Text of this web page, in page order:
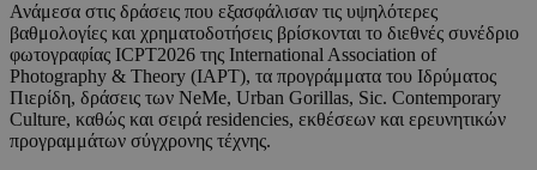
Ανάμεσα στις δράσεις που εξασφάλισαν τις υψηλότερες
βαθμολογίες και χρηματοδοτήσεις βρίσκονται το διεθνές συνέδριο
φωτογραφίας ICPT2026 της International Association of
Photography & Theory (IAPT), τα προγράμματα του Ιδρύματος
Πιερίδη, δράσεις των NeMe, Urban Gorillas, Sic. Contemporary
Culture, καθώς και σειρά residencies, εκθέσεων και ερευνητικών
προγραμμάτων σύγχρονης τέχνης.